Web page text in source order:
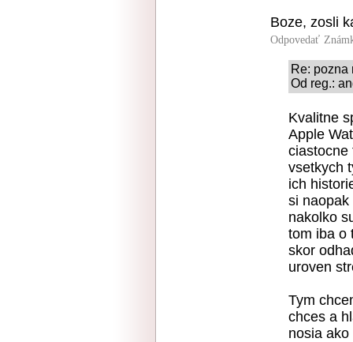
Boze, zosli
Odpovedať
Re: pozna
Od reg.:
Kvalitne
Apple
ciastocne
vsetkych
ich
si naopak
nakolko
tom iba o
skor
uroven
Tym
chces a
nosia